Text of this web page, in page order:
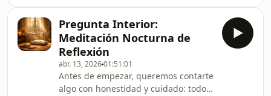
momento sin
que comiences a escuchar, nada
interrumpa tu experiencia. Es nuestra
forma de proteger este espacio íntimo
y también de sostener Meditacion
sanadora, para que puedas
entregarte por completo a este
Pregunta Interior:
Meditación Nocturna de
Reflexión
abr. 13, 202601:51:01
Antes de empezar, queremos contarte
algo con honestidad y cuidado: todos